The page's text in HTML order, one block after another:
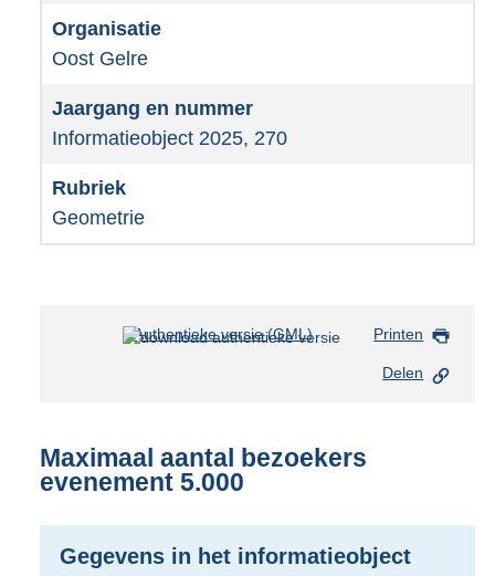
Oost Gelre
Informatieobject 2025, 270
Geometrie
Authentieke versie (GML)b
n
o
Printen
Delen
Maximaal aantal bezoekers
evenement 5.000
Gegevens in het informatieobject